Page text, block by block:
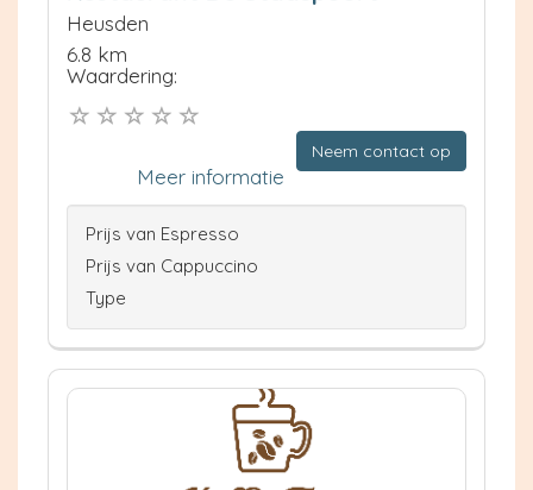
Heusden
6.8 km
Waardering:
Neem contact op
Meer informatie
Prijs van Espresso
Prijs van Cappuccino
Type